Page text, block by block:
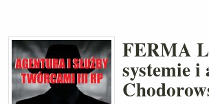
FERMA
systemie i